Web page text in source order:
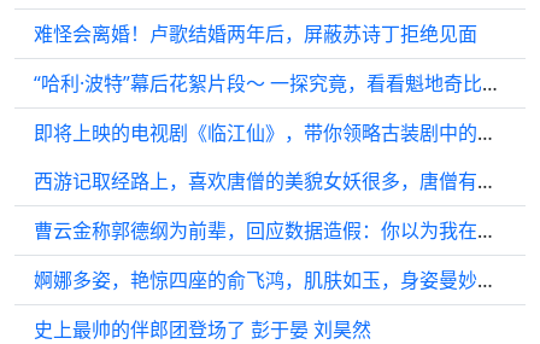
难怪会离婚！卢歌结婚两年后，屏蔽苏诗丁拒绝见面
“哈利·波特”幕后花絮片段～ 一探究竟，看看魁地奇比赛是如何拍摄的
即将上映的电视剧《临江仙》，带你领略古装剧中的虐心情节…
西游记取经路上，喜欢唐僧的美貌女妖很多，唐僧有动过凡心吗？
曹云金称郭德纲为前辈，回应数据造假：你以为我在宿舍拿手机播啊
婀娜多姿，艳惊四座的俞飞鸿，肌肤如玉，身姿曼妙，留下无尽的美好
史上最帅的伴郎团登场了 彭于晏 刘昊然